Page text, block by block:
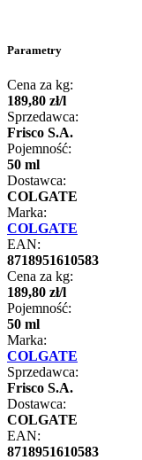
Parametry
Cena za kg:
189,80 zł/l
Sprzedawca:
Frisco S.A.
Pojemność:
50 ml
Dostawca:
COLGATE
Marka:
COLGATE
EAN:
8718951610583
Cena za kg:
189,80 zł/l
Pojemność:
50 ml
Marka:
COLGATE
Sprzedawca:
Frisco S.A.
Dostawca:
COLGATE
EAN:
8718951610583